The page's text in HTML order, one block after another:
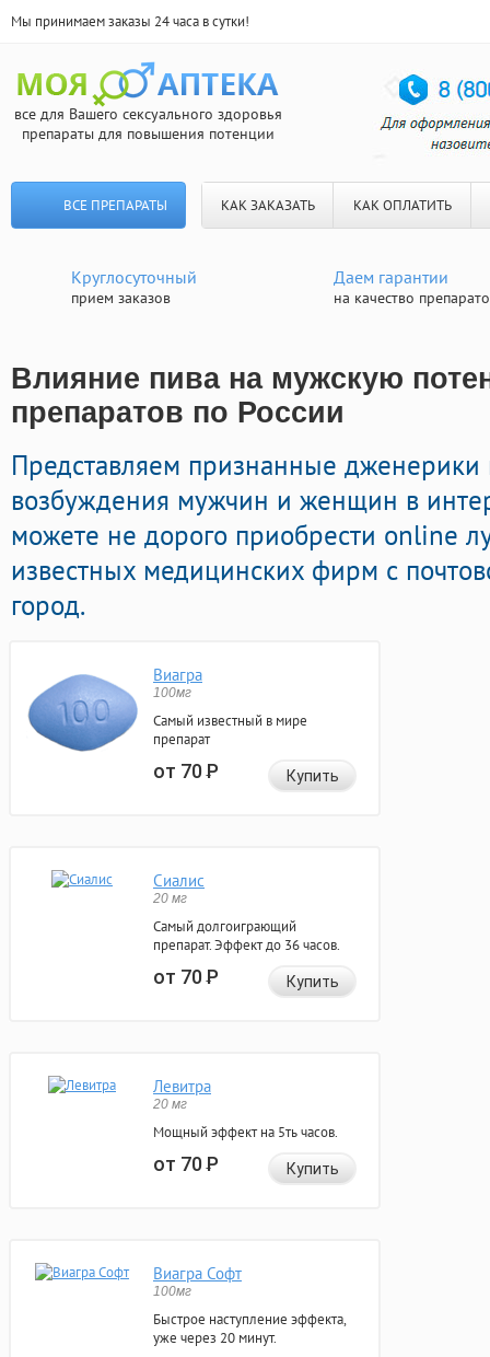
Мы принимаем заказы 24 часа в сутки!
все для Вашего сексуального здоровья
препараты для повышения потенции
ВСЕ ПРЕПАРАТЫ КАК ЗАКАЗАТЬ КАК ОПЛАТИТЬ
Круглосуточный
прием заказов
Даем гарантии
на качество
Влияние пива на мужскую
препаратов по России
Представляем признанные
возбуждения мужчин и женщин в
можете не дорого приобрести online
известных медицинских фирм с
город.
Виагра
100мг
Самый известный в мире
препарат
от 70Р Купить
Сиалис
20 мг
Самый долгоиграющий
препарат. Эффект до 36 часов.
от 70Р Купить
Левитра
20 мг
Мощный эффект на 5ть часов.
от 70Р Купить
Виагра Софт
100мг
Быстрое наступление эффекта,
уже через 20 минут.